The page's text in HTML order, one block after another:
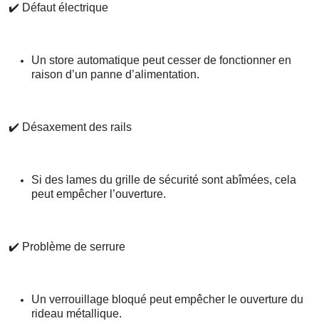
✔️ Défaut électrique
Un store automatique peut cesser de fonctionner en
raison d’un panne d’alimentation.
✔️ Désaxement des rails
Si des lames du grille de sécurité sont abîmées, cela
peut empêcher l’ouverture.
✔️ Problème de serrure
Un verrouillage bloqué peut empêcher le ouverture du
rideau métallique.